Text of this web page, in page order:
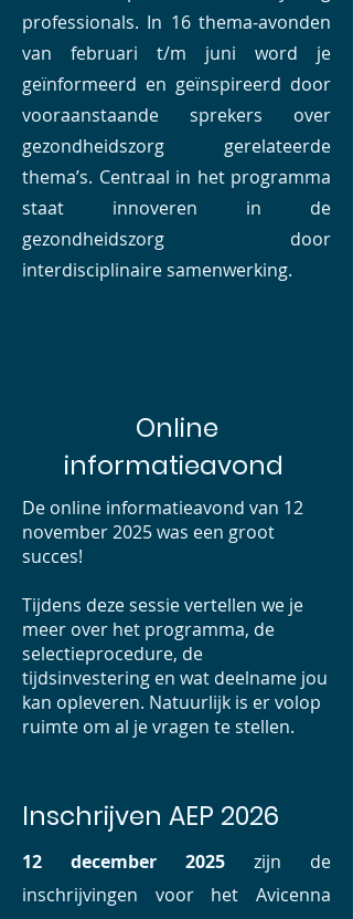
professionals. In 16 thema-avonden
van februari t/m juni word je
geïnformeerd en geïnspireerd door
vooraanstaande sprekers over
gezondheidszorg gerelateerde
thema’s. Centraal in het programma
staat innoveren in de
gezondheidszorg door
interdisciplinaire samenwerking.
Online
informatieavond
De online informatieavond van 12
november 2025 was een groot
succes!
Tijdens deze sessie vertellen we je
meer over het programma, de
selectieprocedure, de
tijdsinvestering en wat deelname jou
kan opleveren. Natuurlijk is er volop
ruimte om al je vragen te stellen.
Inschrijven AEP 2026
12 december 2025 zijn de
inschrijvingen voor het Avicenna